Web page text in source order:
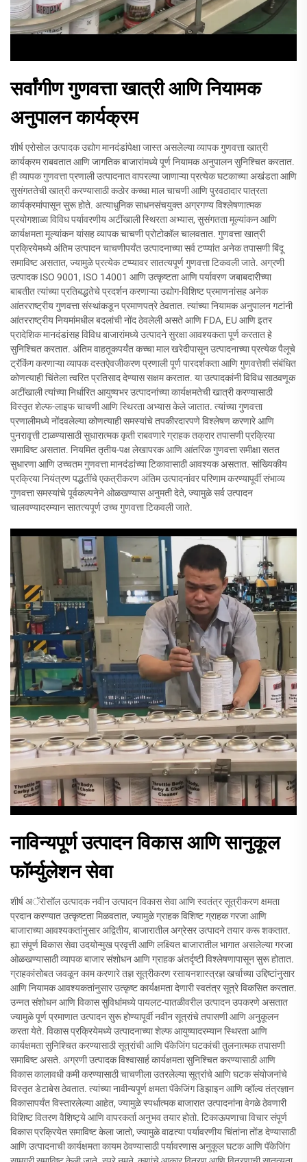
सर्वांगीण गुणवत्ता खात्री आणि नियामक
अनुपालन कार्यक्रम
शीर्ष एरोसोल उत्पादक उद्योग मानदंडांपेक्षा जास्त असलेल्या व्यापक गुणवत्ता खात्री
कार्यक्रम राबवतात आणि जागतिक बाजारांमध्ये पूर्ण नियामक अनुपालन सुनिश्चित करतात.
ही व्यापक गुणवत्ता प्रणाली उत्पादनात वापरल्या जाणाऱ्या प्रत्येक घटकाच्या अखंडता आणि
सुसंगततेची खात्री करण्यासाठी कठोर कच्चा माल चाचणी आणि पुरवठादार पात्रता
कार्यक्रमांपासून सुरू होते. अत्याधुनिक साधनसंचयुक्त अग्रगण्य विश्लेषणात्मक
प्रयोगशाळा विविध पर्यावरणीय अटींखाली स्थिरता अभ्यास, सुसंगतता मूल्यांकन आणि
कार्यक्षमता मूल्यांकन यांसह व्यापक चाचणी प्रोटोकॉल चालवतात. गुणवत्ता खात्री
प्रक्रियेमध्ये अंतिम उत्पादन चाचणीपर्यंत उत्पादनाच्या सर्व टप्प्यांत अनेक तपासणी बिंदू
समाविष्ट असतात, ज्यामुळे प्रत्येक टप्प्यावर सातत्यपूर्ण गुणवत्ता टिकवली जाते. अग्रणी
उत्पादक ISO 9001, ISO 14001 आणि उत्कृष्टता आणि पर्यावरण जबाबदारीच्या
बाबतीत त्यांच्या प्रतिबद्धतेचे प्रदर्शन करणाऱ्या उद्योग-विशिष्ट प्रमाणनांसह अनेक
आंतरराष्ट्रीय गुणवत्ता संस्थांकडून प्रमाणपत्रे ठेवतात. त्यांच्या नियामक अनुपालन गटांनी
आंतरराष्ट्रीय नियमांमधील बदलांची नोंद ठेवलेली असते आणि FDA, EU आणि इतर
प्रादेशिक मानदंडांसह विविध बाजारांमध्ये उत्पादने सुरक्षा आवश्यकता पूर्ण करतात हे
सुनिश्चित करतात. अंतिम वाहतूकपर्यंत कच्चा माल खरेदीपासून उत्पादनाच्या प्रत्येक पैलूचे
ट्रॅकिंग करणाऱ्या व्यापक दस्तऐवजीकरण प्रणाली पूर्ण पारदर्शकता आणि गुणवत्तेशी संबंधित
कोणत्याही चिंतेला त्वरित प्रतिसाद देण्यास सक्षम करतात. या उत्पादकांनी विविध साठवणूक
अटींखाली त्यांच्या निर्धारित आयुष्यभर उत्पादनांच्या कार्यक्षमतेची खात्री करण्यासाठी
विस्तृत शेल्फ-लाइफ चाचणी आणि स्थिरता अभ्यास केले जातात. त्यांच्या गुणवत्ता
प्रणालीमध्ये नोंदवलेल्या कोणत्याही समस्यांचे तपकीरदारपणे विश्लेषण करणारे आणि
पुनरावृत्ती टाळण्यासाठी सुधारात्मक कृती राबवणारे ग्राहक तक्रार तपासणी प्रक्रिया
समाविष्ट असतात. नियमित तृतीय-पक्ष लेखापरक आणि आंतरिक गुणवत्ता समीक्षा सतत
सुधारणा आणि उच्चतम गुणवत्ता मानदंडांच्या टिकावासाठी आवश्यक असतात. सांख्यिकीय
प्रक्रिया नियंत्रण पद्धतींचे एकत्रीकरण अंतिम उत्पादनांवर परिणाम करण्यापूर्वी संभाव्य
गुणवत्ता समस्यांचे पूर्वकल्पनेने ओळखण्यास अनुमती देते, ज्यामुळे सर्व उत्पादन
चालवण्यादरम्यान सातत्यपूर्ण उच्च गुणवत्ता टिकवली जाते.
नाविन्यपूर्ण उत्पादन विकास आणि सानुकूल
फॉर्म्युलेशन सेवा
शीर्ष अॅरोसॉल उत्पादक नवीन उत्पादन विकास सेवा आणि स्वतंत्र सूत्रीकरण क्षमता
प्रदान करण्यात उत्कृष्टता मिळवतात, ज्यामुळे ग्राहक विशिष्ट ग्राहक गरजा आणि
बाजाराच्या आवश्यकतांनुसार अद्वितीय, बाजारातील अग्रेसर उत्पादने तयार करू शकतात.
ह्या संपूर्ण विकास सेवा उदयोन्मुख प्रवृत्ती आणि लक्ष्यित बाजारातील भागात असलेल्या गरजा
ओळखण्यासाठी व्यापक बाजार संशोधन आणि ग्राहक अंतर्दृष्टी विश्लेषणापासून सुरू होतात.
ग्राहकांसोबत जवळून काम करणारे तज्ञ सूत्रीकरण रसायनशास्त्रज्ञ खर्चाच्या उद्दिष्टांनुसार
आणि नियामक आवश्यकतांनुसार उत्कृष्ट कार्यक्षमता देणारी स्वतंत्र सूत्रे विकसित करतात.
उन्नत संशोधन आणि विकास सुविधांमध्ये पायलट-पातळीवरील उत्पादन उपकरणे असतात
ज्यामुळे पूर्ण प्रमाणात उत्पादन सुरू होण्यापूर्वी नवीन सूत्रांचे तपासणी आणि अनुकूलन
करता येते. विकास प्रक्रियेमध्ये उत्पादनाच्या शेल्फ आयुष्यादरम्यान स्थिरता आणि
कार्यक्षमता सुनिश्चित करण्यासाठी सूत्रांची आणि पॅकेजिंग घटकांची तुलनात्मक तपासणी
समाविष्ट असते. अग्रणी उत्पादक विश्वासार्ह कार्यक्षमता सुनिश्चित करण्यासाठी आणि
विकास कालावधी कमी करण्यासाठी चाचणीला उतरलेल्या सूत्रांचे आणि घटक संयोजनांचे
विस्तृत डेटाबेस ठेवतात. त्यांच्या नावीन्यपूर्ण क्षमता पॅकेजिंग डिझाइन आणि व्हॉल्व तंत्रज्ञान
विकासापर्यंत विस्तारलेल्या आहेत, ज्यामुळे स्पर्धात्मक बाजारात उत्पादनांना वेगळे ठेवणारी
विशिष्ट वितरण वैशिष्ट्ये आणि वापरकर्ता अनुभव तयार होतो. टिकाऊपणाचा विचार संपूर्ण
विकास प्रक्रियेत समाविष्ट केला जातो, ज्यामुळे वाढत्या पर्यावरणीय चिंतांना तोंड देण्यासाठी
आणि उत्पादनाची कार्यक्षमता कायम ठेवण्यासाठी पर्यावरणास अनुकूल घटक आणि पॅकेजिंग